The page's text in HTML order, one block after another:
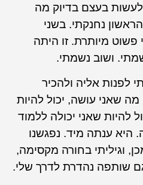
בעצם בדיוק מה
נחנקתי. בשני
מיותרת. זו היתה
ושוב נשמתי.
אליה ולהכיר
שאני עושה, יכול להיות
שאני יכולה ללמוד
ענתה מיד. נפגשנו
בחורה מקסימה,
שותפה נהדרת לדרך שלי.